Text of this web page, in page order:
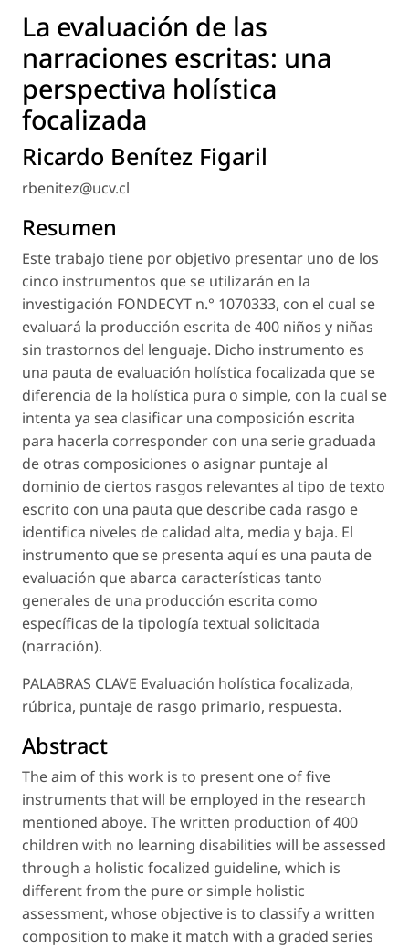
La evaluación de las
narraciones escritas: una
perspectiva holística
focalizada
Ricardo Benítez Figaril
rbenitez@ucv.cl
Resumen
Este trabajo tiene por objetivo presentar uno de los
cinco instrumentos que se utilizarán en la
investigación FONDECYT n.° 1070333, con el cual se
evaluará la producción escrita de 400 niños y niñas
sin trastornos del lenguaje. Dicho instrumento es
una pauta de evaluación holística focalizada que se
diferencia de la holística pura o simple, con la cual se
intenta ya sea clasificar una composición escrita
para hacerla corresponder con una serie graduada
de otras composiciones o asignar puntaje al
dominio de ciertos rasgos relevantes al tipo de texto
escrito con una pauta que describe cada rasgo e
identifica niveles de calidad alta, media y baja. El
instrumento que se presenta aquí es una pauta de
evaluación que abarca características tanto
generales de una producción escrita como
específicas de la tipología textual solicitada
(narración).
PALABRAS CLAVE Evaluación holística focalizada,
rúbrica, puntaje de rasgo primario, respuesta.
Abstract
The aim of this work is to present one of five
instruments that will be employed in the research
mentioned aboye. The written production of 400
children with no learning disabilities will be assessed
through a holistic focalized guideline, which is
different from the pure or simple holistic
assessment, whose objective is to classify a written
composition to make it match with a graded series